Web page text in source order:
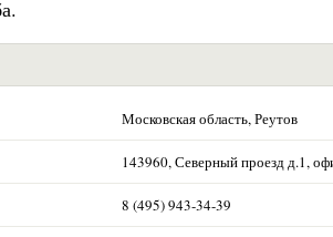
Московская область, Реутов
143960, Северный проезд д.1,
8 (495) 943-34-39